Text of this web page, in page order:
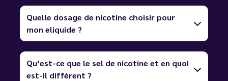
Quelle dosage de nicotine choisir pour
mon eliquide ?
Qu’est-ce que le sel de nicotine et en quoi
est-il différent ?